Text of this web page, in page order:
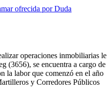
operaciones inmobiliarias le
(3656), se encuentra a cargo de
la labor que comenzó en el año
y Corredores Públicos